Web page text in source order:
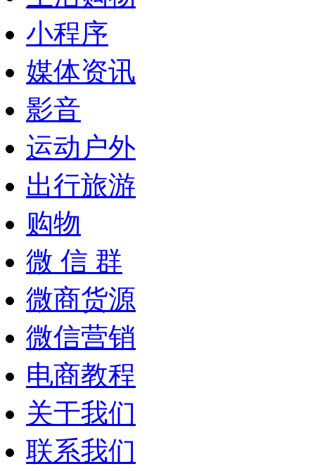
小程序
媒体资讯
影音
运动户外
出行旅游
购物
微 信 群
微商货源
微信营销
电商教程
关于我们
联系我们